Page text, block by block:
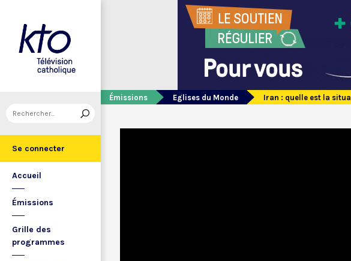
Se connecter
Accueil
Émissions
Grille des
programmes
Émissions Eglises du Monde Iran : quelle est la